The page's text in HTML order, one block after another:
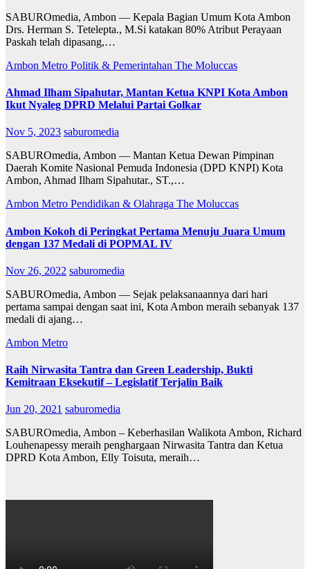
SABUROmedia, Ambon — Kepala Bagian Umum Kota Ambon
Drs. Herman S. Tetelepta., M.Si katakan 80% Atribut Perayaan
Paskah telah dipasang,…
Ambon Metro Politik & Pemerintahan The Moluccas
Ahmad Ilham Sipahutar, Mantan Ketua KNPI Kota Ambon
Ikut Nyaleg DPRD Melalui Partai Golkar
Nov 5, 2023 saburomedia
SABUROmedia, Ambon — Mantan Ketua Dewan Pimpinan
Daerah Komite Nasional Pemuda Indonesia (DPD KNPI) Kota
Ambon, Ahmad Ilham Sipahutar., ST.,…
Ambon Metro Pendidikan & Olahraga The Moluccas
Ambon Kokoh di Peringkat Pertama Menuju Juara Umum
dengan 137 Medali di POPMAL IV
Nov 26, 2022 saburomedia
SABUROmedia, Ambon — Sejak pelaksanaannya dari hari
pertama sampai dengan saat ini, Kota Ambon meraih sebanyak 137
medali di ajang…
Ambon Metro
Raih Nirwasita Tantra dan Green Leadership, Bukti
Kemitraan Eksekutif – Legislatif Terjalin Baik
Jun 20, 2021 saburomedia
SABUROmedia, Ambon – Keberhasilan Walikota Ambon, Richard
Louhenapessy meraih penghargaan Nirwasita Tantra dan Ketua
DPRD Kota Ambon, Elly Toisuta, meraih…